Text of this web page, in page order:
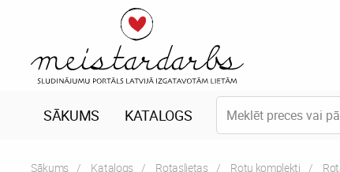
SĀKUMS KATALOGS
Sākums Katalogs Rotaslietas Rotu komplekti